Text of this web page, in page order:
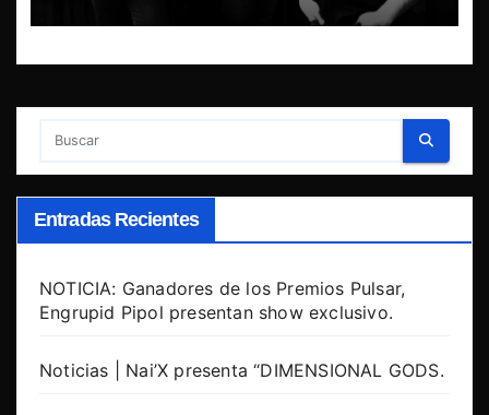
Entradas Recientes
NOTICIA: Ganadores de los Premios Pulsar,
Engrupid Pipol presentan show exclusivo.
Noticias | Nai’X presenta “DIMENSIONAL GODS.